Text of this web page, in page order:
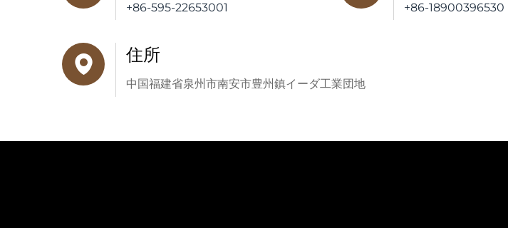
+86-595-22653001 +86-18900396530
住所
中国福建省泉州市南安市豊州鎮イーダ工業団地